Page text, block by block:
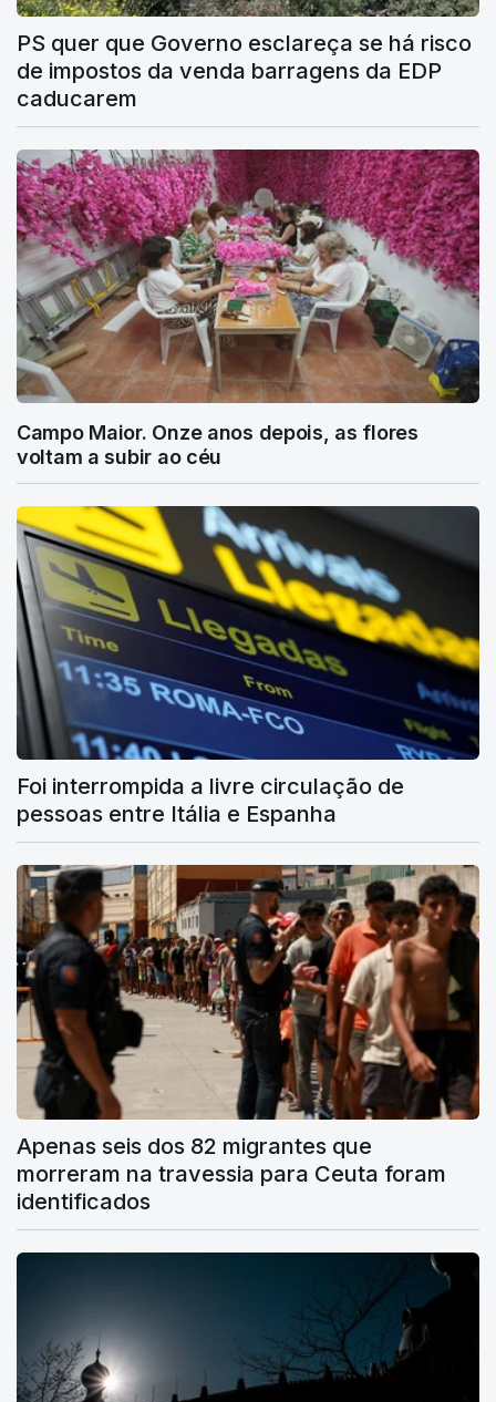
PS quer que Governo esclareça se há risco
de impostos da venda barragens da EDP
caducarem
Campo Maior. Onze anos depois, as flores
voltam a subir ao céu
Foi interrompida a livre circulação de
pessoas entre Itália e Espanha
Apenas seis dos 82 migrantes que
morreram na travessia para Ceuta foram
identificados